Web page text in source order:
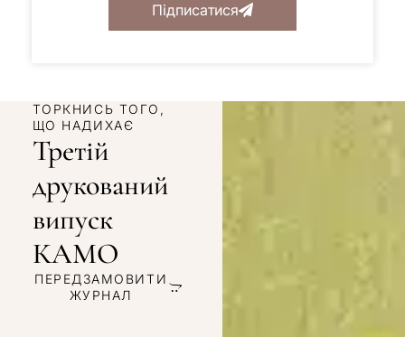
Підписатися
ТОРКНИСЬ ТОГО,
ЩО НАДИХАЄ
Третій
друкований
випуск
КАМО
ПЕРЕДЗАМОВИТИ
ЖУРНАЛ